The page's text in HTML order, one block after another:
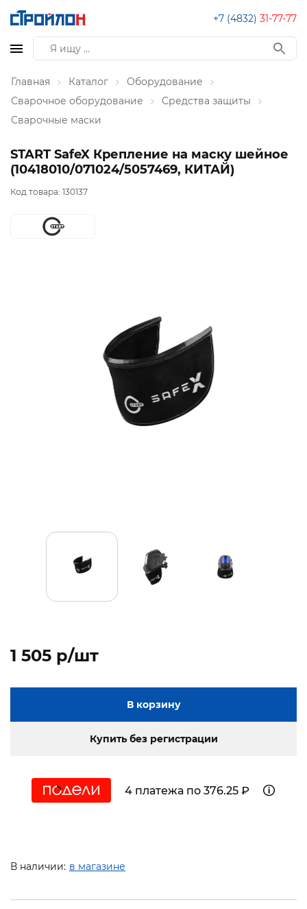
+7 (4832) 31-77-77
Главная Каталог
Оборудование
Сварочное оборудование
Средства защиты
Сварочные маски
START SafeX Крепление на маску шейное
(10418010/071024/5057469, КИТАЙ)
Код товара: 130137
1 505 p/шт
В корзину
Купить без регистрации
4 платежа по 376.25 ₽
В наличии: в магазине